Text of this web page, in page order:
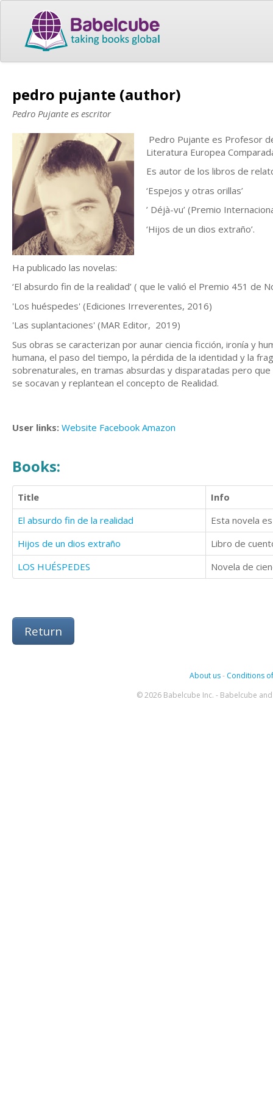
pedro pujante (author)
Pedro Pujante es escritor
Pedro Pujante es Profesor
Literatura Europea
Es autor de los libros de
‘Espejos y otras orillas’
’ Déjà-vu’ (Premio
‘Hijos de un dios extraño’.
Ha publicado las novelas:
‘El absurdo fin de la realidad’ ( que le valió el Premio 451 de
'Los huéspedes' (Ediciones Irreverentes, 2016)
'Las suplantaciones' (MAR Editor, 2019)
Sus obras se caracterizan por aunar ciencia ficción, ironía y
humana, el paso del tiempo, la pérdida de la identidad y la
sobrenaturales, en tramas absurdas y disparatadas pero
se socavan y replantean el concepto de Realidad.
User links: Website Facebook Amazon
Books:
Title
Info
El absurdo fin de la realidad
Hijos de un dios extraño
LOS HUÉSPEDES
Return
About us- Conditions
© 2026 Babelcube Inc. - Babelcube